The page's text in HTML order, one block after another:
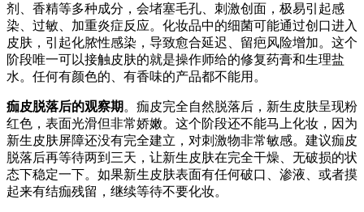
剂、香精等多种成分，会堵塞毛孔、刺激创面，极易引起感
染、过敏、加重炎症反应。化妆品中的细菌可能通过创口进入
皮肤，引起化脓性感染，导致愈合延迟、留疤风险增加。这个
阶段唯一可以接触皮肤的就是操作师给的修复药膏和生理盐
水。任何有颜色的、有香味的产品都不能用。
痂皮脱落后的观察期 。痂皮完全自然脱落后，新生皮肤呈现粉
红色，表面光滑但非常娇嫩。这个阶段还不能马上化妆，因为
新生皮肤屏障还没有完全建立，对刺激物非常敏感。建议痂皮
脱落后再等待两到三天，让新生皮肤在完全干燥、无破损的状
态下稳定一下。如果新生皮肤表面有任何破口、渗液、或者摸
起来有结痂残留，继续等待不要化妆。